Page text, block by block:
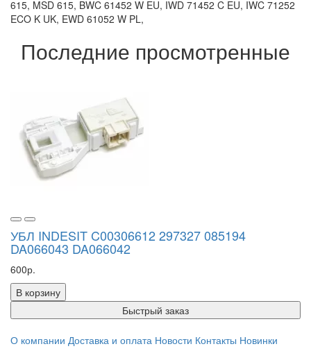
Последние просмотренные
УБЛ INDESIT C00306612 297327 085194
DA066043 DA066042
600р.
В корзину
Быстрый заказ
О компании Доставка и оплата Новости Контакты Новинки